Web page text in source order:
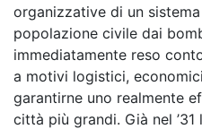
organizzative di un
popolazione civile dai
immediatamente reso
a motivi logistici,
garantirne uno realmente
città più grandi. Già nel ’31